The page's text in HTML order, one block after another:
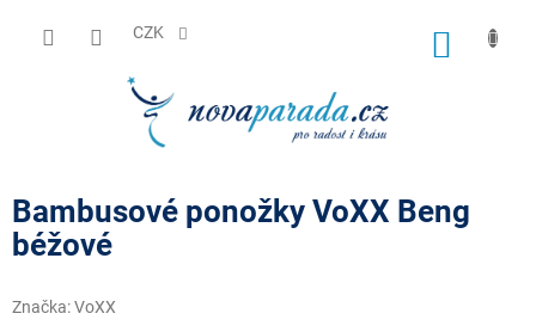
CZK
Bambusové ponožky VoXX Beng
béžové
Značka:VoXX